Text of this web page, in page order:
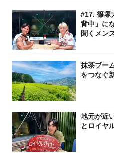
#17. 篠塚
背中」に
聞くメン
抹茶ブー
をつなぐ
地元が近
とロイヤ